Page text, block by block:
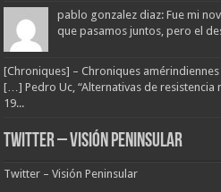
pablo gonzalez diaz: Fue mi
que pasamos juntos, pero el
[Chroniques] – Chroniques
[…] Pedro Uc, “Alternativas de resistencia
19...
Twitter – Visión Peninsular
Twitter – Visión Peninsular